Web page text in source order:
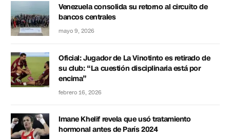
Venezuela consolida su retorno al circuito de
bancos centrales
mayo 9, 2026
Oficial: Jugador de La Vinotinto es retirado de
su club: “La cuestión disciplinaria está por
encima”
febrero 16, 2026
Imane Khelif revela que usó tratamiento
hormonal antes de París 2024